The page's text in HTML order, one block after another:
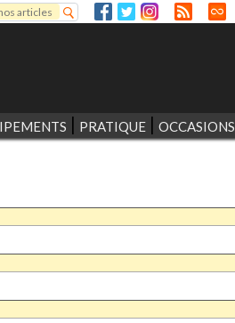
recherche
PRATIQUE OCCASIONS